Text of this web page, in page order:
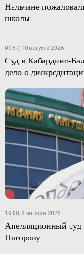
Нальчане
школы
09:57, 10 августа 2026
Суд в Кабардино-
дело о
19:00, 8 августа 2026
Апелляционный суд
Погорову